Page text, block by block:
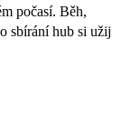
počasí. Běh,
sbírání hub si užij